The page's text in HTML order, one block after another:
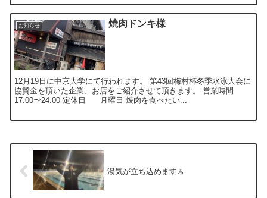
お知らせ 焼肉ドンキ様
12月19日に中京大学にて行われます。 第43回梅村杯冬季水泳大会に
協賛金を頂いた企業、お店をご紹介させて頂きます。 営業時間
17:00〜24:00 定休日 月曜日 焼肉を食べたい...
湯気が立ち込めます♨️